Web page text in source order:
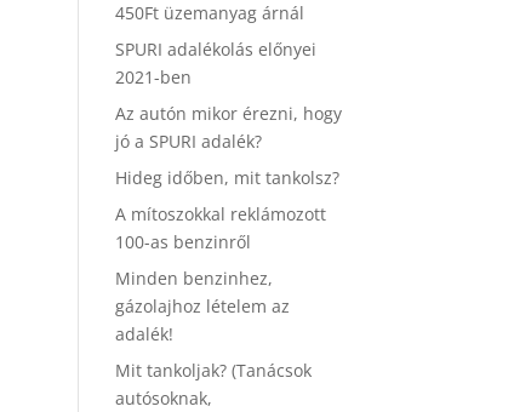
450Ft üzemanyag árnál
SPURI adalékolás előnyei
2021-ben
Az autón mikor érezni, hogy
jó a SPURI adalék?
Hideg időben, mit tankolsz?
A mítoszokkal reklámozott
100-as benzinről
Minden benzinhez,
gázolajhoz lételem az
adalék!
Mit tankoljak? (Tanácsok
autósoknak,